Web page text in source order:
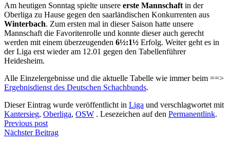
Am heutigen Sonntag spielte unsere erste Mannschaft in der
Oberliga zu Hause gegen den saarländischen Konkurrenten aus
Winterbach. Zum ersten mal in dieser Saison hatte unsere
Mannschaft die Favoritenrolle und konnte dieser auch gerecht
werden mit einem überzeugenden 6½:1½ Erfolg. Weiter geht es in
der Liga erst wieder am 12.01 gegen den Tabellenführer
Heidesheim.
Alle Einzelergebnisse und die aktuelle Tabelle wie immer beim ==>
Ergebnisdienst des Deutschen Schachbunds.
Dieser Eintrag wurde veröffentlicht in Liga und verschlagwortet mit
Kantersieg, Oberliga, OSW . Lesezeichen auf den Permanentlink.
Beitragsnavigation
Previous post
Nächster Beitrag